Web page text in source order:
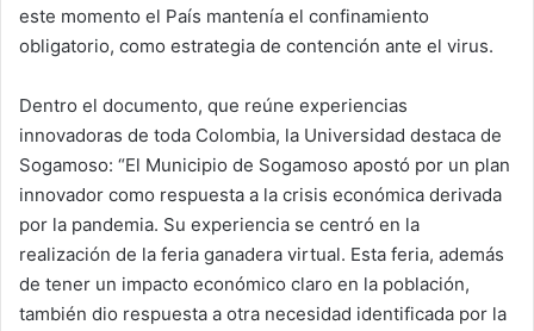
este momento el País mantenía el confinamiento
obligatorio, como estrategia de contención ante el virus.
Dentro el documento, que reúne experiencias
innovadoras de toda Colombia, la Universidad destaca de
Sogamoso: “El Municipio de Sogamoso apostó por un plan
innovador como respuesta a la crisis económica derivada
por la pandemia. Su experiencia se centró en la
realización de la feria ganadera virtual. Esta feria, además
de tener un impacto económico claro en la población,
también dio respuesta a otra necesidad identificada por la